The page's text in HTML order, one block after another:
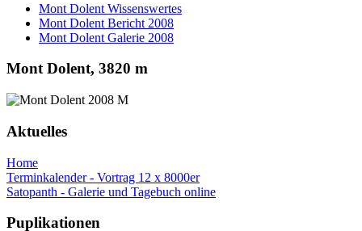
Mont Dolent Wissenswertes
Mont Dolent Bericht 2008
Mont Dolent Galerie 2008
Mont Dolent, 3820 m
Aktuelles
Home
Terminkalender - Vortrag 12 x 8000er
Satopanth - Galerie und Tagebuch online
Puplikationen